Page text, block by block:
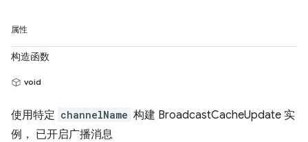
属性
构造函数
void
使用特定 channelName 构建 BroadcastCacheUpdate 实
例， 已开启广播消息